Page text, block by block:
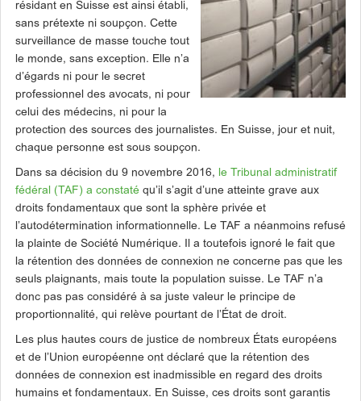
résidant en Suisse est ainsi établi,
sans prétexte ni soupçon. Cette
surveillance de masse touche tout
le monde, sans exception. Elle n’a
d’égards ni pour le secret
professionnel des avocats, ni pour
celui des médecins, ni pour la
protection des sources des journalistes. En Suisse, jour et nuit,
chaque personne est sous soupçon.
Dans sa décision du 9 novembre 2016,
le Tribunal administratif
fédéral (TAF) a constaté qu’il s’agit d’une atteinte grave aux
droits fondamentaux que sont la sphère privée et
l’autodétermination informationnelle. Le TAF a néanmoins refusé
la plainte de Société Numérique. Il a toutefois ignoré le fait que
la rétention des données de connexion ne concerne pas que les
seuls plaignants, mais toute la population suisse. Le TAF n’a
donc pas pas considéré à sa juste valeur le principe de
proportionnalité, qui relève pourtant de l’État de droit.
Les plus hautes cours de justice de nombreux États européens
et de l’Union européenne ont déclaré que la rétention des
données de connexion est inadmissible en regard des droits
humains et fondamentaux. En Suisse, ces droits sont garantis